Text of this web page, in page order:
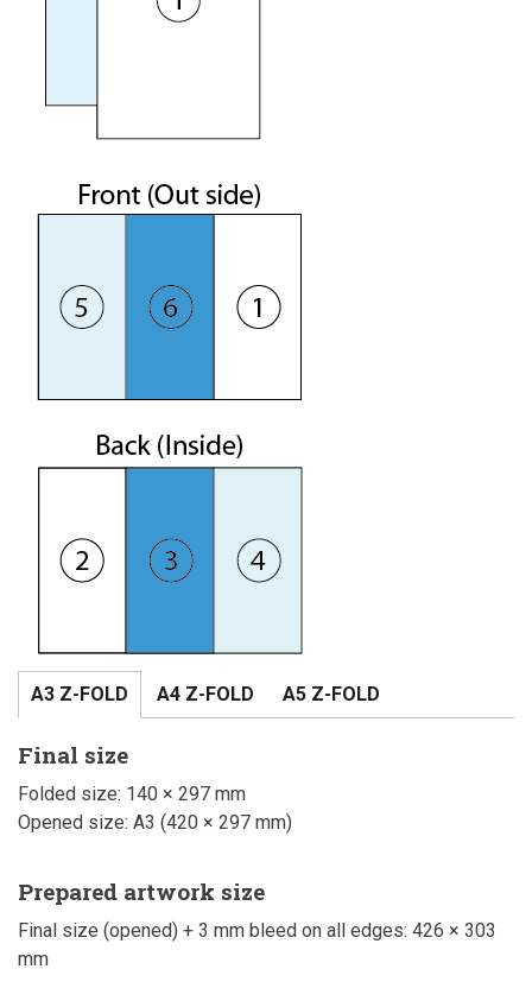
A3 Z-FOLD A4 Z-FOLD A5 Z-FOLD
Final size
Folded size: 140 × 297 mm
Opened size: A3 (420 × 297 mm)
Prepared artwork size
Final size (opened) + 3 mm bleed on all edges: 426 × 303
mm